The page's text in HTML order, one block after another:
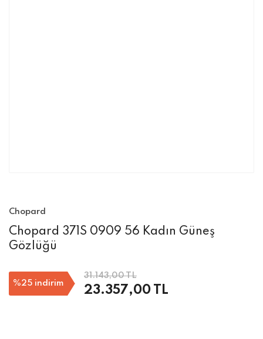
Chopard
Chopard 371S 0909 56 Kadın Güneş
Gözlüğü
%25 indirim
31.143,00 TL
23.357,00 TL